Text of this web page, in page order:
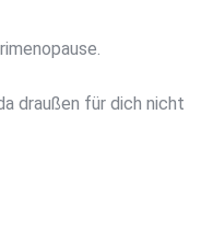
draußen für dich nicht